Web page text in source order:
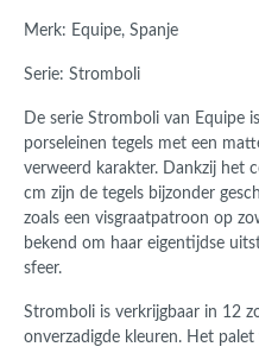
Merk: Equipe, Spanje
Serie: Stromboli
De serie Stromboli van Equipe
porseleinen tegels met een
verweerd karakter. Dankzij het
cm zijn de tegels bijzonder
zoals een visgraatpatroon op
bekend om haar eigentijdse
sfeer.
Stromboli is verkrijgbaar in 12
onverzadigde kleuren. Het